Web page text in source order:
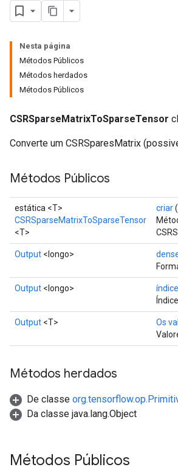
Nesta página
Métodos Públicos
Métodos herdados
Métodos Públicos
CSRSparseMatrixToSparseTensor
Converte um CSRSparesMatrix
Métodos Públicos
estática <T>
CSRSparseMatrixToSparseTensor
<T>
criar(
Output <longo>
Output <longo>
Output <T> Os
Métodos herdados
De classe
Da classe java.lang.Object
Métodos Públicos